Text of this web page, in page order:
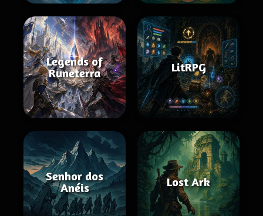
Legends of
Runeterra
LitRPG
Senhor dos
Anéis
Lost Ark